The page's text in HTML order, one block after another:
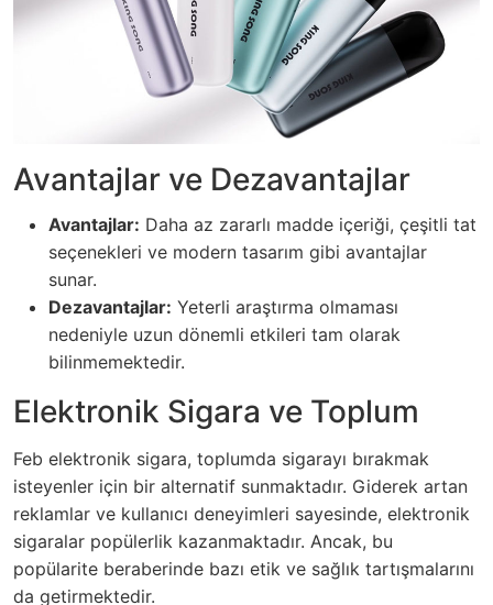
Avantajlar ve Dezavantajlar
Avantajlar: Daha az zararlı madde içeriği, çeşitli tat
seçenekleri ve modern tasarım gibi avantajlar
sunar.
Dezavantajlar: Yeterli araştırma olmaması
nedeniyle uzun dönemli etkileri tam olarak
bilinmemektedir.
Elektronik Sigara ve Toplum
Feb elektronik sigara, toplumda sigarayı bırakmak
isteyenler için bir alternatif sunmaktadır. Giderek artan
reklamlar ve kullanıcı deneyimleri sayesinde, elektronik
sigaralar popülerlik kazanmaktadır. Ancak, bu
popülarite beraberinde bazı etik ve sağlık tartışmalarını
da getirmektedir.